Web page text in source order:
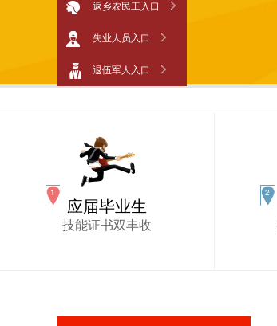
返乡农民工入口
失业人员入口
退伍军人入口
应届毕业生
技能证书双丰收